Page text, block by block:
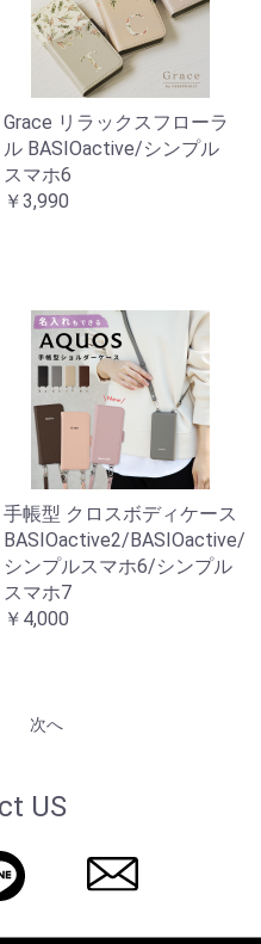
Grace リラックスフローラ
ル BASIOactive/シンプル
スマホ6
￥3,990
手帳型 クロスボディケース
BASIOactive2/BASIOactive/
シンプルスマホ6/シンプル
スマホ7
￥4,000
次へ
US